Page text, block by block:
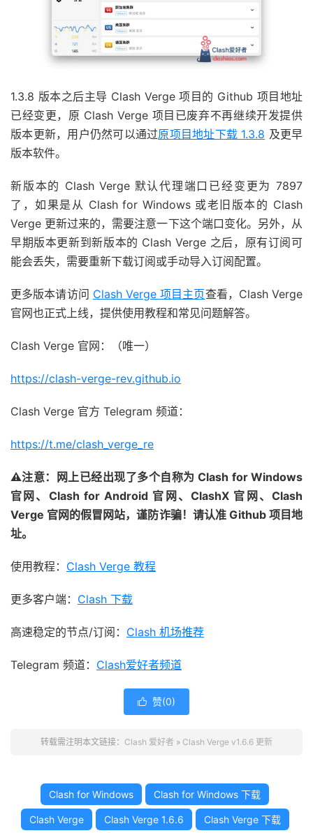
1.3.8 版本之后主导 Clash Verge 项目的 Github 项目地址
已经变更，原 Clash Verge 项目已废弃不再继续开发提供
版本更新，用户仍然可以通过原项目地址下载 1.3.8 及更早
版本软件。
新版本的 Clash Verge 默认代理端口已经变更为 7897
了，如果是从 Clash for Windows 或老旧版本的 Clash
Verge 更新过来的，需要注意一下这个端口变化。另外，从
早期版本更新到新版本的 Clash Verge 之后，原有订阅可
能会丢失，需要重新下载订阅或手动导入订阅配置。
更多版本请访问 Clash Verge 项目主页查看，Clash Verge
官网也正式上线，提供使用教程和常见问题解答。
Clash Verge 官网：（唯一）
https://clash-verge-rev.github.io
Clash Verge 官方 Telegram 频道：
https://t.me/clash_verge_re
⚠注意：网上已经出现了多个自称为 Clash for Windows
官网、Clash for Android 官网、ClashX 官网、Clash
Verge 官网的假冒网站，谨防诈骗！请认准 Github 项目地
址。
使用教程： Clash Verge 教程
更多客户端： Clash 下载
高速稳定的节点/订阅： Clash 机场推荐
Telegram 频道： Clash爱好者频道
 赞(0)
转载需注明本文链接： Clash 爱好者 » Clash Verge v1.6.6 更新
Clash for Windows Clash for Windows 下载
Clash Verge Clash Verge 1.6.6 Clash Verge 下载